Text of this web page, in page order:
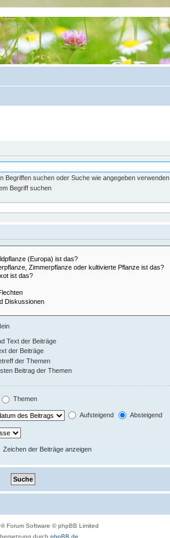
Begriffen suchen oder Suche wie angegeben verwenden
Begriff suchen
Text der Beiträge
der Beiträge
der Themen
Beitrag der Themen
Themen
Aufsteigend Absteigend
Zeichen der Beiträge anzeigen
® Forum Software © phpBB Limited
durch phpBB.de